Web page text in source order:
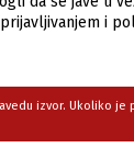
i
izvor. Ukoliko je